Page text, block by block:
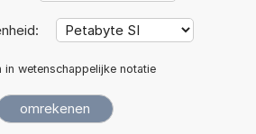
in wetenschappelijke notatie